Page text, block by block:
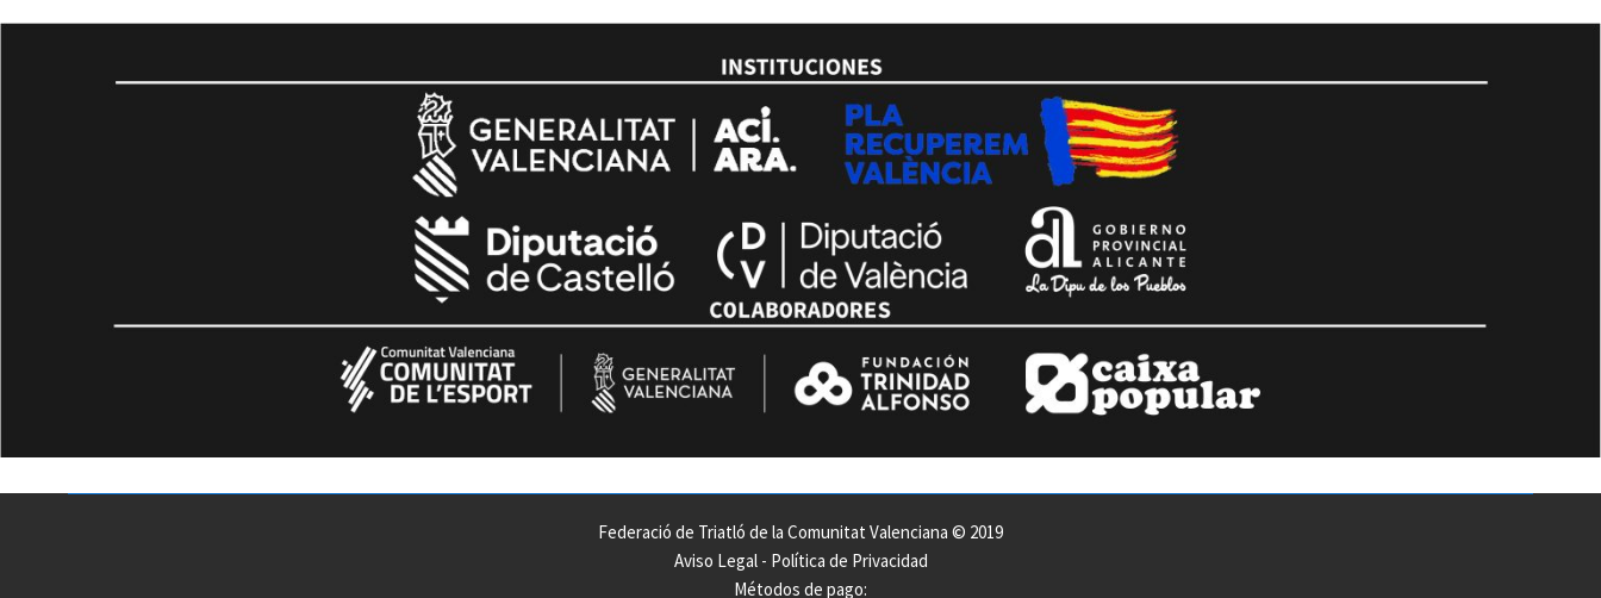
Federació de Triatló de la Comunitat Valenciana © 2019
Aviso Legal- Política de Privacidad
Métodos de pago: